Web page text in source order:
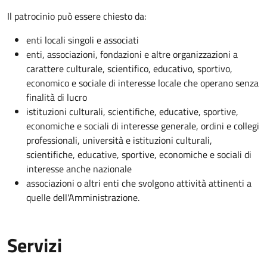
Il patrocinio può essere chiesto da:
enti locali singoli e associati
enti, associazioni, fondazioni e altre organizzazioni a
carattere culturale, scientifico, educativo, sportivo,
economico e sociale di interesse locale che operano senza
finalità di lucro
istituzioni culturali, scientifiche, educative, sportive,
economiche e sociali di interesse generale, ordini e collegi
professionali, università e istituzioni culturali,
scientifiche, educative, sportive, economiche e sociali di
interesse anche nazionale
associazioni o altri enti che svolgono attività attinenti a
quelle dell'Amministrazione.
Servizi